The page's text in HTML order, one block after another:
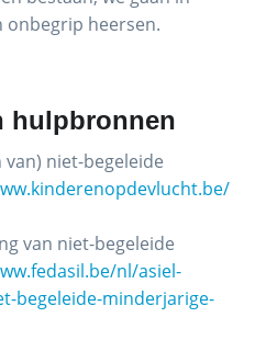
onbegrip heersen.
hulpbronnen
niet-begeleide
van niet-begeleide
nl/asiel-
begeleide-minderjarige-